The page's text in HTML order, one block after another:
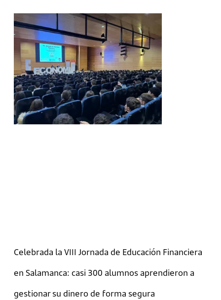
Celebrada la VIII Jornada de Educación Financiera
en Salamanca: casi 300 alumnos aprendieron a
gestionar su dinero de forma segura